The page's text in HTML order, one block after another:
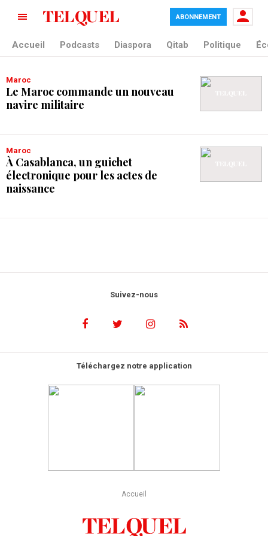
tag blade
ABONNEMENT
Accueil Podcasts Diaspora Qitab Politique
Maroc
Le Maroc commande un nouveau
navire militaire
Maroc
À Casablanca, un guichet
électronique pour les actes de
naissance
Suivez-nous
Téléchargez notre application
Accueil